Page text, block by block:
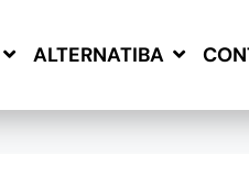
ALTERNATIBA